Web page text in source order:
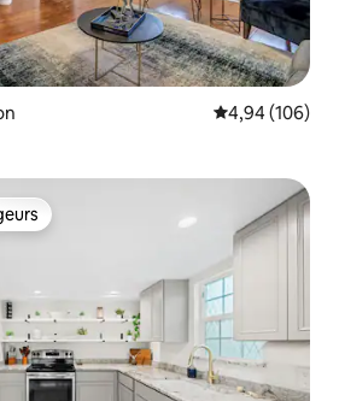
Évaluation
4,94 (106)